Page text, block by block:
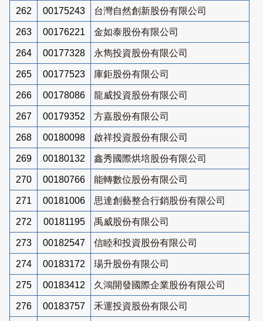
262 00175243 台灣自然創新股份有限公司
263 00176221 金如泰股份有限公司
264 00177328 永雋投資股份有限公司
265 00177523 庫鉅股份有限公司
266 00178086 龍威投資股份有限公司
267 00179352 方嘉股份有限公司
268 00180098 啟祥投資股份有限公司
269 00180132 鑫秀國際烘培股份有限公司
270 00180766 能轉數位股份有限公司
271 00181006 思達創藝整合行銷股份有限公司
272 00181195 禹威股份有限公司
273 00182547 信睦和投資股份有限公司
274 00183172 瑒升股份有限公司
275 00183412 久鴻開發國際企業股份有限公司
276 00183757 禾運投資股份有限公司